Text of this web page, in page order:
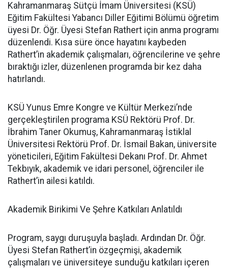
Kahramanmaraş Sütçü İmam Üniversitesi (KSÜ)
Eğitim Fakültesi Yabancı Diller Eğitimi Bölümü öğretim
üyesi Dr. Öğr. Üyesi Stefan Rathert için anma programı
düzenlendi. Kısa süre önce hayatını kaybeden
Rathert’in akademik çalışmaları, öğrencilerine ve şehre
bıraktığı izler, düzenlenen programda bir kez daha
hatırlandı.
KSÜ Yunus Emre Kongre ve Kültür Merkezi’nde
gerçekleştirilen programa KSÜ Rektörü Prof. Dr.
İbrahim Taner Okumuş, Kahramanmaraş İstiklal
Üniversitesi Rektörü Prof. Dr. İsmail Bakan, üniversite
yöneticileri, Eğitim Fakültesi Dekanı Prof. Dr. Ahmet
Tekbıyık, akademik ve idari personel, öğrenciler ile
Rathert’in ailesi katıldı.
Akademik Birikimi Ve Şehre Katkıları Anlatıldı
Program, saygı duruşuyla başladı. Ardından Dr. Öğr.
Üyesi Stefan Rathert’in özgeçmişi, akademik
çalışmaları ve üniversiteye sunduğu katkıları içeren